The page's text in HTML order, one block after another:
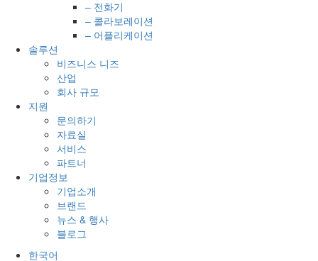
– 전화기
– 콜라보레이션
– 어플리케이션
솔루션
비즈니스 니즈
산업
회사 규모
지원
문의하기
자료실
서비스
파트너
기업정보
기업소개
브랜드
뉴스 & 행사
블로그
한국어